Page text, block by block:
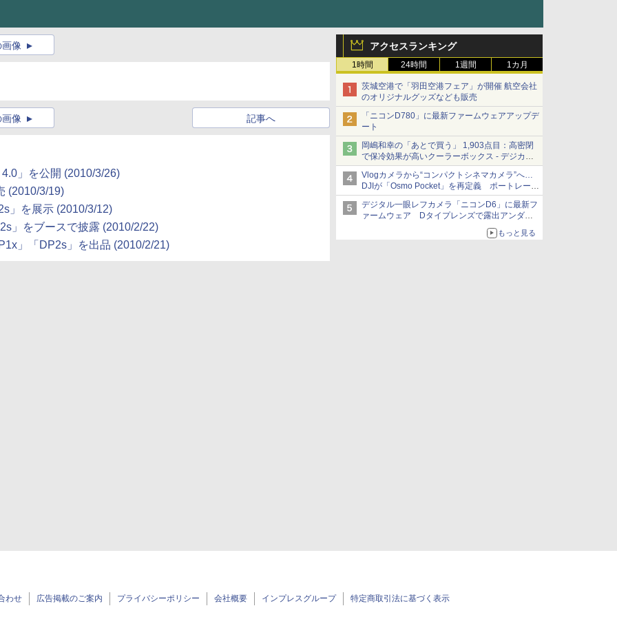
アクセスランキング
1時間 24時間 1週間 1カ月
茨城空港で「羽田空港フェア」が開催 航空会社
のオリジナルグッズなども販売
「ニコンD780」に最新ファームウェアアップデ
ート
岡嶋和幸の「あとで買う」 1,903点目：高密閉
で保冷効果が高いクーラーボックス - デジカメ
Watch
Vlogカメラから“コンパクトシネマカメラ”へ…
DJIが「Osmo Pocket」を再定義 ポートレート
重視の映像設計に
デジタル一眼レフカメラ「ニコンD6」に最新フ
ァームウェア Dタイプレンズで露出アンダー
もっと見る
画像
記事へ
画像
」を公開 (2010/3/26)
(2010/3/19)
」を展示 (2010/3/12)
」をブースで披露 (2010/2/22)
」「DP2s」を出品 (2010/2/21)
わせ 広告掲載のご案内 プライバシーポリシー 会社概要 インプレスグループ 特定商取引法に基づく表示